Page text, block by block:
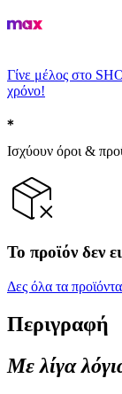
Γίνε μέλος στο
χρόνο!
Ισχύουν όροι &
Το προϊόν δεν
Δες όλα τα
Περιγραφή
Με λίγα